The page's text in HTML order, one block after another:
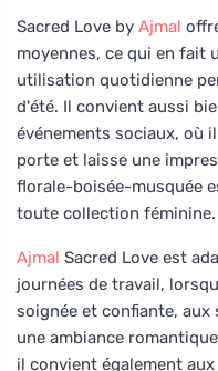
Sacred Love by Ajmal
moyennes, ce qui en fait
utilisation quotidienne
d'été. Il convient aussi
événements sociaux, où
porte et laisse une
florale-boisée-musquée
toute collection féminine.
Ajmal Sacred Love est
journées de travail,
soignée et confiante,
une ambiance
il convient également